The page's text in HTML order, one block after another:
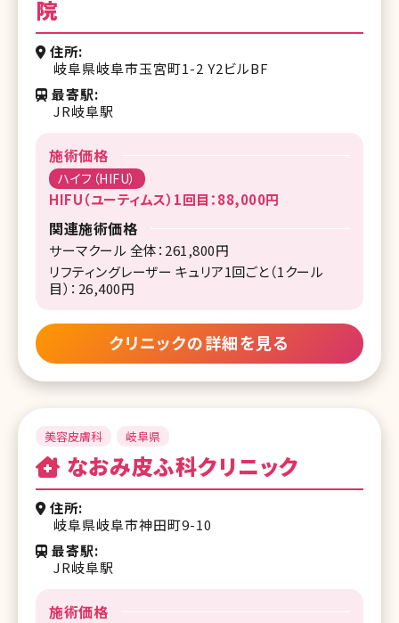
院
住所
岐阜県岐阜市玉宮町1-2 Y2ビルBF
最寄駅
JR岐阜駅
施術価格
ハイフ（HIFU）
HIFU（ユーティムス）1回目：88,000円
関連施術価格
サーマクール 全体：261,800円
リフティングレーザー キュリア1回ごと（1クール
目）：26,400円
クリニックの詳細を見る
美容皮膚科 岐阜県
なおみ皮ふ科クリニック
住所
岐阜県岐阜市神田町9-10
最寄駅
JR岐阜駅
施術価格